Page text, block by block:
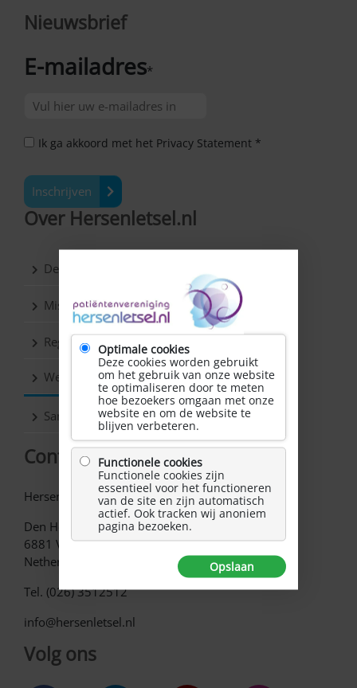
Nieuwsbrief
E-mailadres*
Ik ga akkoord met het Privacy Statement *
Inschrijven
Over Hersenletsel.nl
De vereniging
Missie & Visie
Regio’s
Werkgroepen
Samenwerkingspartners
Contact
Hersenletsel.nl
Den Heuvel 62
6881 VE Velp
Netherlands
Tel. (026) 3512512
info@hersenletsel.nl
Volg ons
Optimale cookies
Deze cookies worden gebruikt
om het gebruik van onze website
te optimaliseren door te meten
hoe bezoekers omgaan met onze
website en om de website te
blijven verbeteren.
Functionele cookies
Functionele cookies zijn
essentieel voor het functioneren
van de site en zijn automatisch
actief. Ook tracken wij anoniem
pagina bezoeken.
Opslaan